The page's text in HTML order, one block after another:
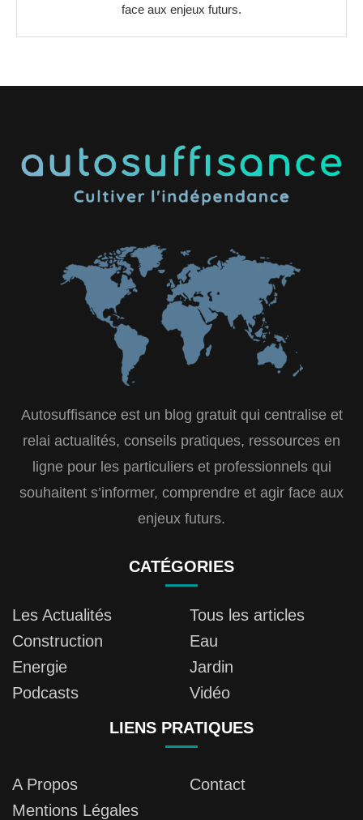
face aux enjeux futurs.
Autosuffisance est un blog gratuit qui centralise et
relai actualités, conseils pratiques, ressources en
ligne pour les particuliers et professionnels qui
souhaitent s’informer, comprendre et agir face aux
enjeux futurs.
CATÉGORIES
Les Actualités
Tous les articles
Construction
Eau
Energie
Jardin
Podcasts
Vidéo
LIENS PRATIQUES
A Propos
Contact
Mentions Légales